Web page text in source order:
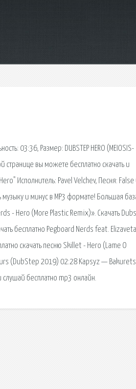
03:36, Размер: DUBSTEP HERO (MEIOSIS-
странице вы можете бесплатно скачать и
Исполнитель: Pavel Velchev, Песня: False
и минус в MP3 формате! Большая
- Hero (More Plastic Remix)». Скачать
бесплатно Pegboard Nerds feat.
скачать песню Skillet - Hero (Lame O
(DubStep 2019) 02:28 Kapsyz —
бесплатно mp3 онлайн.